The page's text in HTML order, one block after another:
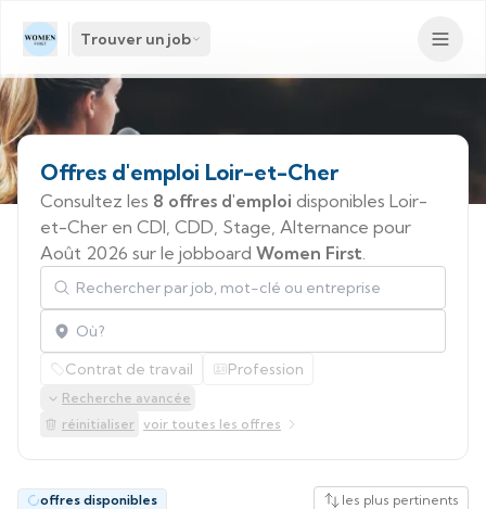
Trouver un job
Offres d'emploi Loir-et-Cher
Consultez les 8 offres d'emploi disponibles Loir-
et-Cher en CDI, CDD, Stage, Alternance pour
Août 2026 sur le jobboard Women First.
Rechercher par job, mot-clé ou entreprise
Localisation
Contrat de travail Profession
Recherche avancée
réinitialiser voir toutes les offres
offres disponibles les plus pertinents